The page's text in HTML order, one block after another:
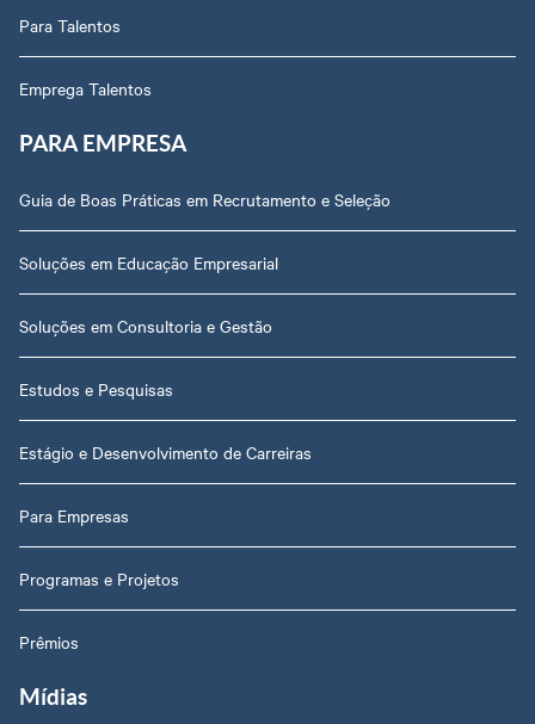
Para Talentos
Emprega Talentos
PARA EMPRESA
Guia de Boas Práticas em Recrutamento e Seleção
Soluções em Educação Empresarial
Soluções em Consultoria e Gestão
Estudos e Pesquisas
Estágio e Desenvolvimento de Carreiras
Para Empresas
Programas e Projetos
Prêmios
Mídias